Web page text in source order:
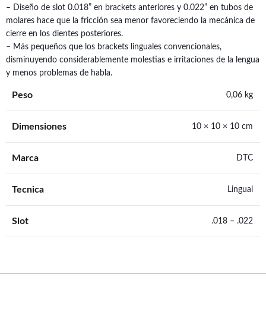
– Diseño de slot 0.018” en brackets anteriores y 0.022” en tubos de
molares hace que la fricción sea menor favoreciendo la mecánica de
cierre en los dientes posteriores.
– Más pequeños que los brackets linguales convencionales,
disminuyendo considerablemente molestias e irritaciones de la lengua
y menos problemas de habla.
Peso 0,06 kg
Dimensiones 10 × 10 × 10 cm
Marca DTC
Tecnica Lingual
Slot .018 – .022